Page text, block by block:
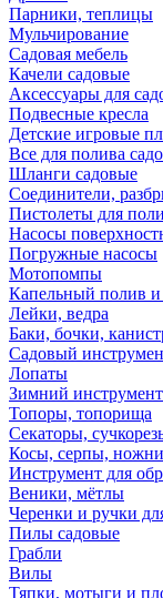
Парники, теплицы
Мульчирование
Садовая мебель
Качели садовые
Аксессуары для
Подвесные кресла
Детские игровые
Все для полива
Шланги садовые
Соединители,
Пистолеты для
Насосы
Погружные насосы
Мотопомпы
Капельный полив
Лейки, ведра
Баки, бочки,
Садовый
Лопаты
Зимний инструмент
Топоры, топорища
Секаторы,
Косы, серпы,
Инструмент для
Веники, мётлы
Черенки и ручки
Пилы садовые
Грабли
Вилы
Тяпки, мотыги и